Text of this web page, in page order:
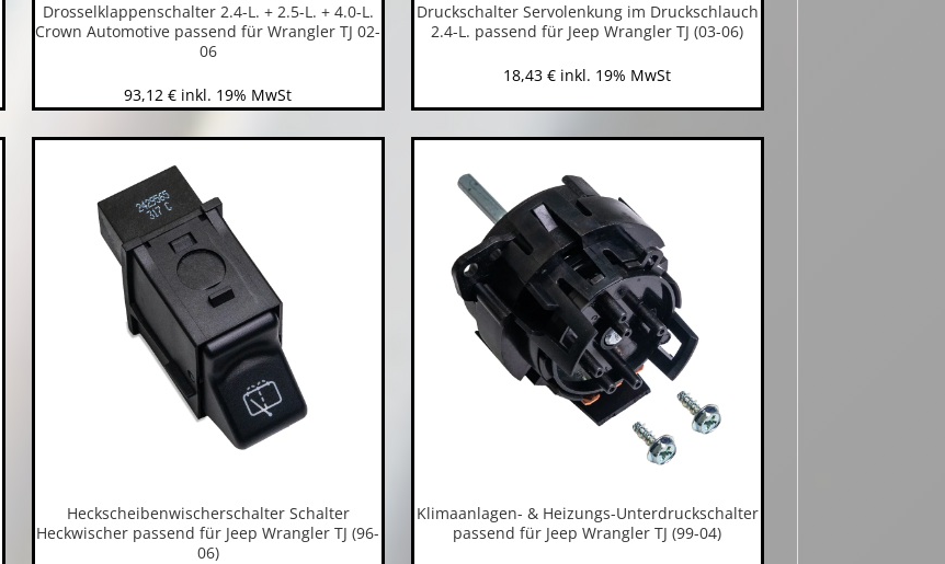
Drosselklappenschalter 2.4-L. + 2.5-L. + 4.0-L.
Crown Automotive passend für Wrangler TJ 02-
06
93,12€ inkl. 19% MwSt
Druckschalter Servolenkung im Druckschlauch
2.4-L. passend für Jeep Wrangler TJ (03-06)
18,43€ inkl. 19% MwSt
Heckscheibenwischerschalter Schalter
Heckwischer passend für Jeep Wrangler TJ (96-
06)
Klimaanlagen- & Heizungs-Unterdruckschalter
passend für Jeep Wrangler TJ (99-04)